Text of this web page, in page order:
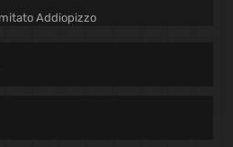
Addiopizzo